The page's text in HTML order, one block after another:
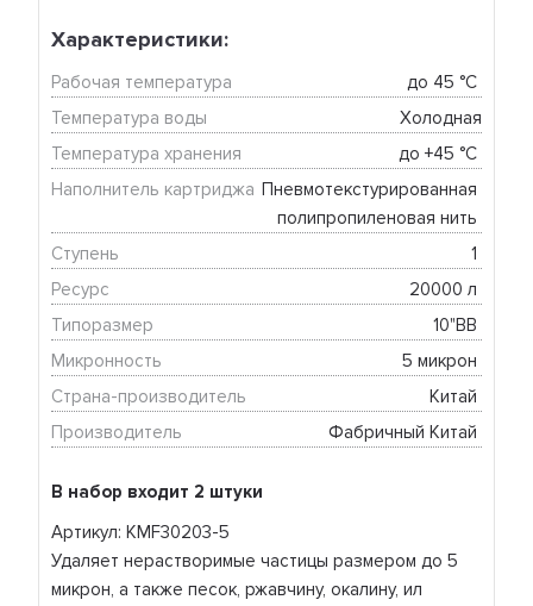
В набор входит 2 штуки
Артикул: KMF30203-5
Удаляет нерастворимые частицы размером до 5
микрон, а также песок, ржавчину, окалину, ил
Характеристики:
Рабочая температура
до 45 °C
Температура воды
Холодная
Температура хранения
до +45 °C
Наполнитель картриджа Пневмотекстурированная
полипропиленовая нить
Ступень
1
Ресурс
20000 л
Типоразмер
10"BB
Микронность
5 микрон
Страна-производитель
Китай
Производитель
Фабричный Китай